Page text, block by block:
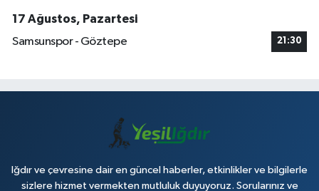
17 Ağustos, Pazartesi
Samsunspor - Göztepe
21:30
Iğdır ve çevresine dair en güncel haberler, etkinlikler ve bilgilerle
sizlere hizmet vermekten mutluluk duyuyoruz. Sorularınız ve